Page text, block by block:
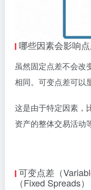
哪些因素会影响点
虽然固定点差不会改
相同。可变点差可以
这是由于特定因素，
资产的整体交易活动
可变点差（
（Fixed Spreads）